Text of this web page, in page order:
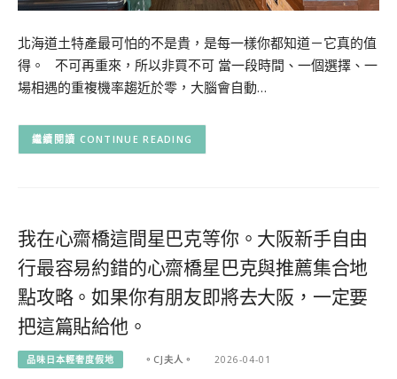
北海道土特產最可怕的不是貴，是每一樣你都知道－它真的值
得。 不可再重來，所以非買不可 當一段時間、一個選擇、一
場相遇的重複機率趨近於零，大腦會自動…
CONTINUE READING
我在心齋橋這間星巴克等你。大阪新手自由
行最容易約錯的心齋橋星巴克與推薦集合地
點攻略。如果你有朋友即將去大阪，一定要
把這篇貼給他。
品味日本輕奢度假地 。CJ夫人。 2026-04-01